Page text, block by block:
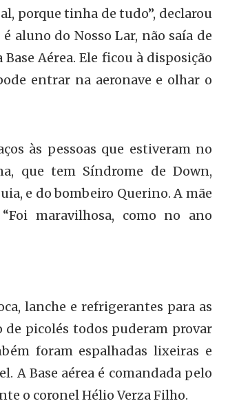
porque tinha de tudo”, declarou
aluno do Nosso Lar, não saía de
Aérea. Ele ficou à disposição
entrar na aeronave e olhar o
às pessoas que estiveram no
que tem Síndrome de Down,
e do bombeiro Querino. A mãe
maravilhosa, como no ano
lanche e refrigerantes para as
de picolés todos puderam provar
foram espalhadas lixeiras e
A Base aérea é comandada pelo
o coronel Hélio Verza Filho.